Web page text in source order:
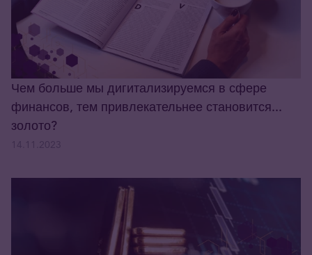
Чем больше мы дигитализируемся в сфере
финансов, тем привлекательнее становится...
золото?